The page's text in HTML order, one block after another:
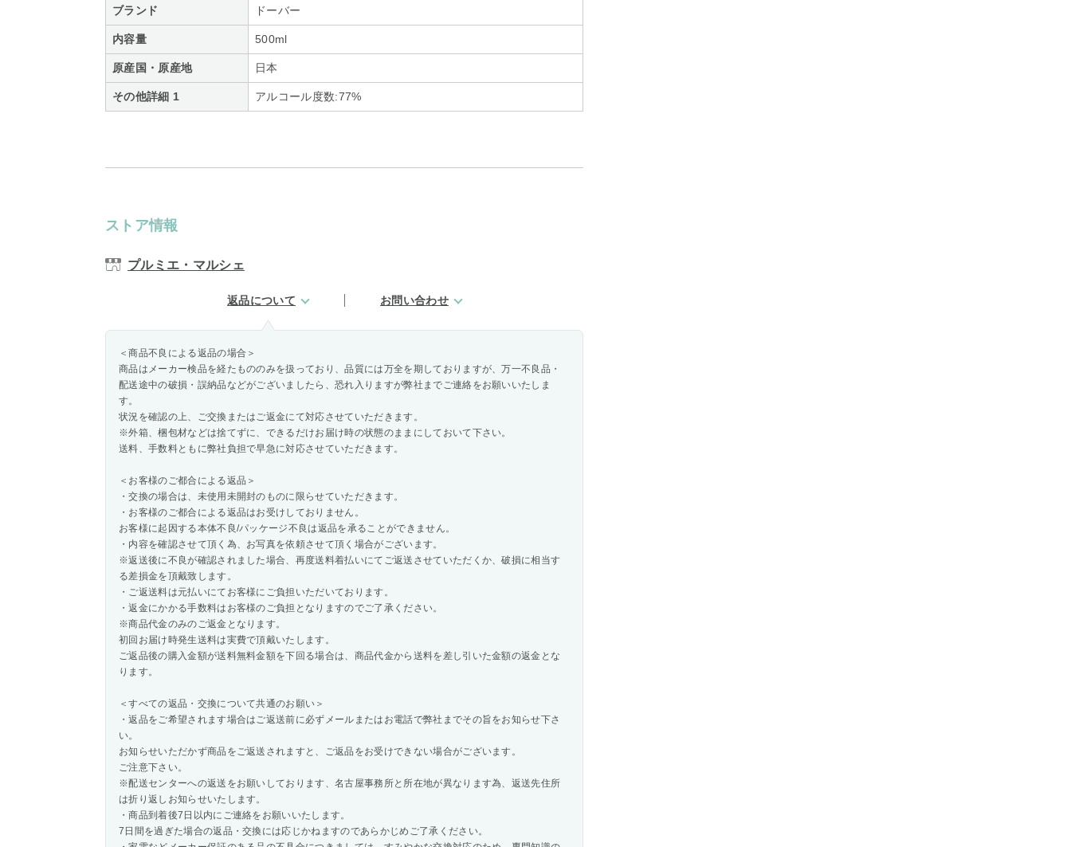
ブランド ドーバー
内容量 500ml
原産国・原産地 日本
その他詳細 1 アルコール度数:77%
ストア情報
プルミエ・マルシェ
返品について お問い合わせ
＜商品不良による返品の場合＞
商品はメーカー検品を経たもののみを扱っており、品質には万全を期しておりますが、万一不良品・
配送途中の破損・誤納品などがございましたら、恐れ入りますが弊社までご連絡をお願いいたしま
す。
状況を確認の上、ご交換またはご返金にて対応させていただきます。
※外箱、梱包材などは捨てずに、できるだけお届け時の状態のままにしておいて下さい。
送料、手数料ともに弊社負担で早急に対応させていただきます。
＜お客様のご都合による返品＞
・交換の場合は、未使用未開封のものに限らせていただきます。
・お客様のご都合による返品はお受けしておりません。
お客様に起因する本体不良/パッケージ不良は返品を承ることができません。
・内容を確認させて頂く為、お写真を依頼させて頂く場合がございます。
※返送後に不良が確認されました場合、再度送料着払いにてご返送させていただくか、破損に相当す
る差損金を頂戴致します。
・ご返送料は元払いにてお客様にご負担いただいております。
・返金にかかる手数料はお客様のご負担となりますのでご了承ください。
※商品代金のみのご返金となります。
初回お届け時発生送料は実費で頂戴いたします。
ご返品後の購入金額が送料無料金額を下回る場合は、商品代金から送料を差し引いた金額の返金とな
ります。
＜すべての返品・交換について共通のお願い＞
・返品をご希望されます場合はご返送前に必ずメールまたはお電話で弊社までその旨をお知らせ下さ
い。
お知らせいただかず商品をご返送されますと、ご返品をお受けできない場合がございます。
ご注意下さい。
※配送センターへの返送をお願いしております、名古屋事務所と所在地が異なります為、返送先住所
は折り返しお知らせいたします。
・商品到着後7日以内にご連絡をお願いいたします。
7日間を過ぎた場合の返品・交換には応じかねますのであらかじめご了承ください。